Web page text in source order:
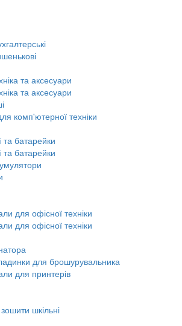
та аксесуари
та аксесуари
комп'ютерної техніки
та батарейки
та батарейки
для офісної техніки
для офісної техніки
для брошурувальника
для принтерів
шкільні